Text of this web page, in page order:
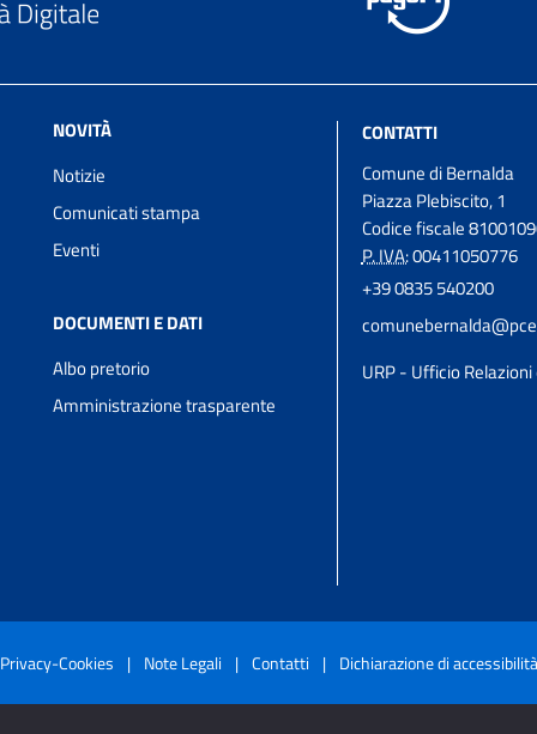
NOVITÀ
Notizie
Comunicati stampa
Eventi
DOCUMENTI E DATI
Albo pretorio
Amministrazione trasparente
CONTATTI
Comune di Bernalda
Piazza Plebiscito, 1
Codice fiscale
P. IVA:00411050776
+39 0835 540200
URP - Ufficio
Privacy-Cookies | Note Legali | Contatti | Dichiarazione di accessibilità